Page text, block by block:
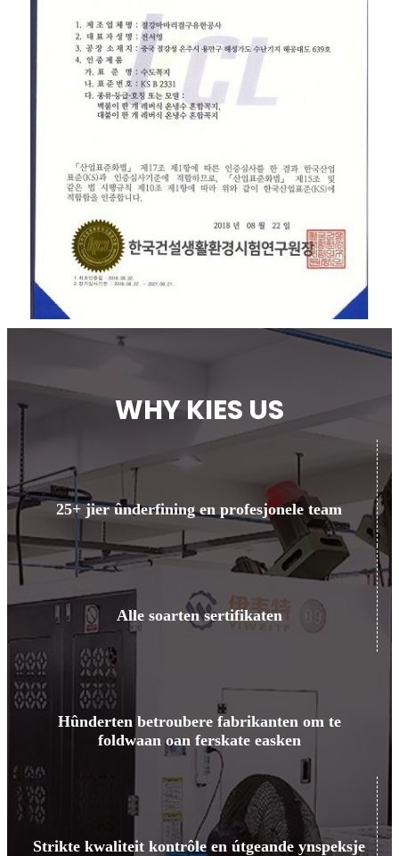
WHY KIES US
25+ jier ûnderfining en profesjonele team
Alle soarten sertifikaten
Hûnderten betroubere fabrikanten om te
foldwaan oan ferskate easken
Strikte kwaliteit kontrôle en útgeande ynspeksje